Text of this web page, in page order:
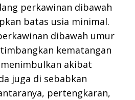
perkawinan dibawah
batas usia minimal.
dibawah umur
kematangan
akibat
juga di sebabkan
pertengkaran,